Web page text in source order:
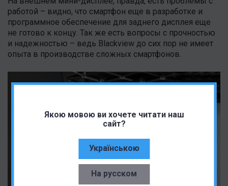
Якою мовою ви хочете читати наш
сайт?
Українською
На русском
работой – видно, что смартфон еще в разработке и
программное обеспечение для заднего дисплея еще
не готово к концу. Так же есть вопросы с прочностью
и надежностью – ведь Blackview до сих пор не имеет
опыта в производстве сложных смартфонов.